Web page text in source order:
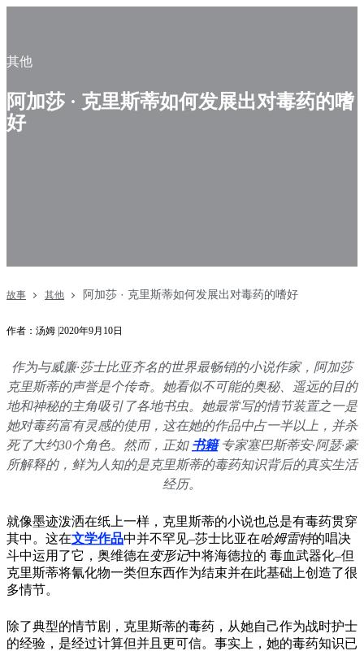
其他
阿加莎 · 克里斯蒂如何发展出对毒药的嗜
好
故事 其他 阿加莎 · 克里斯蒂如何发展出对毒药的嗜好
作者：汤姆 |2020年9月10日
作为与威廉·莎士比亚齐名的世界最畅销的小说作家，阿加莎
克里斯蒂的声誉是个传奇。她看似不可能的奥秘、遥远的目的
地和神秘的主角吸引了各地书虫。她最常写的情节装置之一是
她对毒药富有灵感的使用，这在她的作品中占一半以上，并杀
死了大约30个角色。然而，正如 书籍专家塞巴斯蒂安·阿瑟·豪
所解释的，鲜为人知的是克里斯蒂的毒药知识背后的真实生活
经历。
就像墨迹泼洒在纸上一样，克里斯蒂的小说也总是有毒药贯穿
其中。这在文学作品中并不罕见–莎士比亚在哈姆雷特的唱决
斗中运用了它，奥维德在变形记中将海德拉的 毒血武器化–但
克里斯蒂将氰化物一类但东西作为结束并在此基础上创造了很
多情节。
除了典型的情节剧，克里斯蒂的毒药，从她自己作为战时护士
的经验，是经过计算但并且更可信。事实上，她的毒药知识已